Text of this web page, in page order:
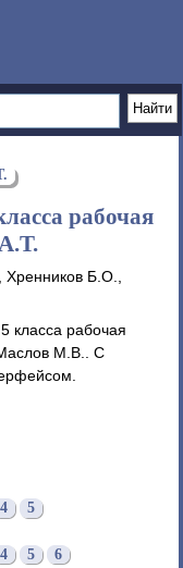
рабочая
Хренников Б.О.,
класса рабочая
М.В.. С
4 5
4 5 6